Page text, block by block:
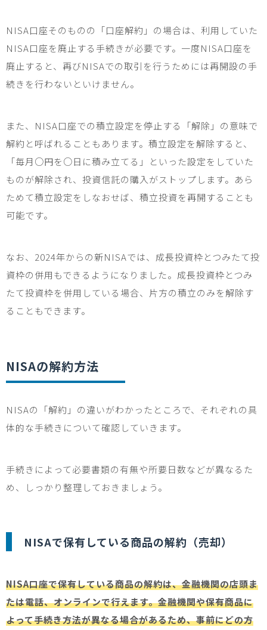
NISA口座そのものの「口座解約」の場合は、利用していた
NISA口座を廃止する手続きが必要です。一度NISA口座を
廃止すると、再びNISAでの取引を行うためには再開設の手
続きを行わないといけません。
また、 NISA口座での積立設定を停止する「解除」の意味で
解約と呼ばれることもあります。積立設定を解除すると、
「毎月○円を○日に積み立てる」といった設定をしていた
ものが解除され、投資信託の購入がストップします。あら
ためて積立設定をしなおせば、積立投資を再開することも
可能です。
なお、 2024年からの新NISAでは、成長投資枠とつみたて投
資枠の併用もできるようになりました。成長投資枠とつみ
たて投資枠を併用している場合、片方の積立のみを解除す
ることもできます。
NISAの解約方法
NISAの「解約」の違いがわかったところで、それぞれの具
体的な手続きについて確認していきます。
手続きによって必要書類の有無や所要日数などが異なるた
め、しっかり整理しておきましょう。
NISAで保有している商品の解約（売却）
NISA口座で保有している商品の解約は、金融機関の店頭ま
たは電話、オンラインで行えます。金融機関や保有商品に
よって手続き方法が異なる場合があるため、事前にどの方